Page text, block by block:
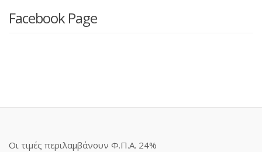
Facebook Page
Οι τιμές περιλαμβάνουν Φ.Π.Α. 24%